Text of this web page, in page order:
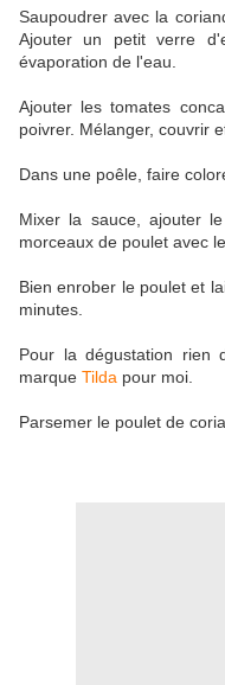
Saupoudrer avec la
Ajouter un petit verre
évaporation de l'eau.
Ajouter les tomates
poivrer. Mélanger, couvrir
Dans une poêle, faire
Mixer la sauce, ajouter
morceaux de poulet avec
Bien enrober le poulet et
minutes.
Pour la dégustation rien
marque Tilda pour moi.
Parsemer le poulet de